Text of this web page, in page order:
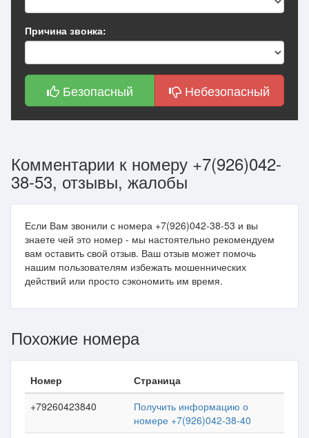
Причина звонка:
Безопасный Небезопасный
Комментарии к номеру +7(926)042-
38-53, отзывы, жалобы
Если Вам звонили с номера +7(926)042-38-53 и вы
знаете чей это номер - мы настоятельно рекомендуем
вам оставить свой отзыв. Ваш отзыв может помочь
нашим пользователям избежать мошеннических
действий или просто сэкономить им время.
Похожие номера
Номер
Страница
+79260423840
Получить информацию о
номере +7(926)042-38-40